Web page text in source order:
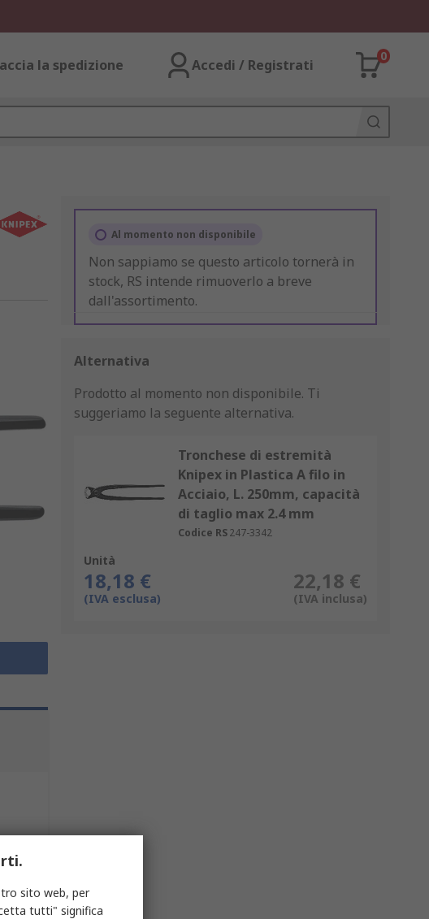
la spedizione Accedi / Registrati
0
Al momento non disponibile
Non sappiamo se questo articolo tornerà in
stock, RS intende rimuoverlo a breve
dall'assortimento.
Alternativa
Prodotto al momento non disponibile. Ti
suggeriamo la seguente alternativa.
Tronchese di estremità
Knipex in Plastica A filo in
Acciaio, L. 250mm, capacità
di taglio max 2.4 mm
Codice RS247-3342
Unità
18,18 €
(IVA esclusa)
22,18 €
(IVA inclusa)
sito web, per
tutti" significa